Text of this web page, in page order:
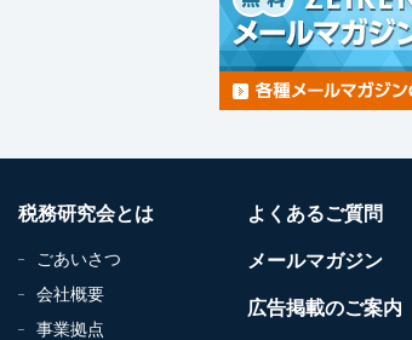
税務研究会とは
ごあいさつ
会社概要
事業拠点
よくあるご質問
メールマガジン
広告掲載のご案内